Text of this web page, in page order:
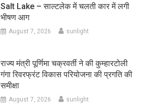
Salt Lake – साल्टलेक में चलती कार में लगी
भीषण आग
August 7, 2026 sunlight
राज्य मंत्री पूर्णिमा चक्रवर्ती ने की कुम्हारटोली
गंगा रिवरफ्रंट विकास परियोजना की प्रगति की
समीक्षा
August 7, 2026 sunlight